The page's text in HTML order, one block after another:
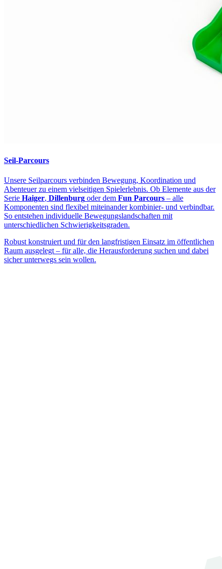
Seil-Parcours
Unsere Seilparcours verbinden Bewegung, Koordination und
Abenteuer zu einem vielseitigen Spielerlebnis. Ob Elemente aus der
Serie Haiger, Dillenburg oder dem Fun Parcours – alle
Komponenten sind flexibel miteinander kombinier- und verbindbar.
So entstehen individuelle Bewegungslandschaften mit
unterschiedlichen Schwierigkeitsgraden.
Robust konstruiert und für den langfristigen Einsatz im öffentlichen
Raum ausgelegt – für alle, die Herausforderung suchen und dabei
sicher unterwegs sein wollen.